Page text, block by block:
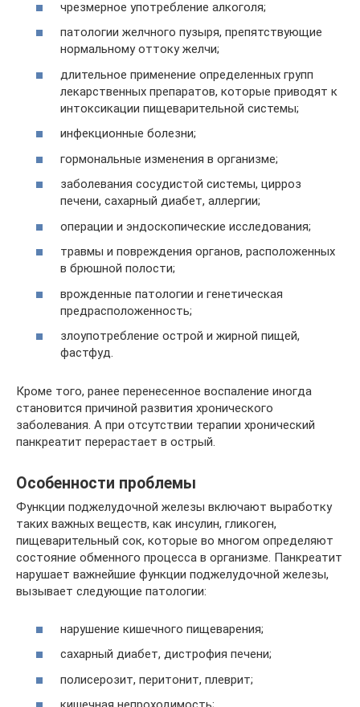
чрезмерное употребление алкоголя;
патологии желчного пузыря, препятствующие
нормальному оттоку желчи;
длительное применение определенных групп
лекарственных препаратов, которые приводят к
интоксикации пищеварительной системы;
инфекционные болезни;
гормональные изменения в организме;
заболевания сосудистой системы, цирроз
печени, сахарный диабет, аллергии;
операции и эндоскопические исследования;
травмы и повреждения органов, расположенных
в брюшной полости;
врожденные патологии и генетическая
предрасположенность;
злоупотребление острой и жирной пищей,
фастфуд.
Кроме того, ранее перенесенное воспаление иногда
становится причиной развития хронического
заболевания. А при отсутствии терапии хронический
панкреатит перерастает в острый.
Особенности проблемы
Функции поджелудочной железы включают выработку
таких важных веществ, как инсулин, гликоген,
пищеварительный сок, которые во многом определяют
состояние обменного процесса в организме. Панкреатит
нарушает важнейшие функции поджелудочной железы,
вызывает следующие патологии:
нарушение кишечного пищеварения;
сахарный диабет, дистрофия печени;
полисерозит, перитонит, плеврит;